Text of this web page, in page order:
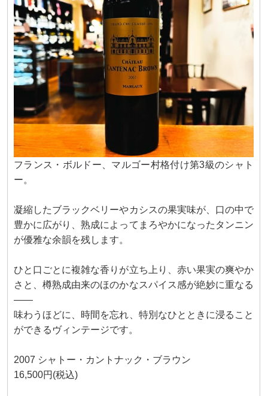
フランス・ボルドー、マルゴー村格付け第3級のシャト
ー。
凝縮したブラックベリーやカシスの果実味が、口の中で
豊かに広がり、熟成によってまろやかになったタンニン
が優雅な余韻を残します。
ひと口ごとに複雑な香りが立ち上り、赤い果実の爽やか
さと、樽熟成由来のほのかなスパイス感が絶妙に重なる
――
味わうほどに、時間を忘れ、特別なひとときに浸ること
ができるヴィンテージです。
2007 シャトー・カントナック・ブラウン
16,500円(税込)